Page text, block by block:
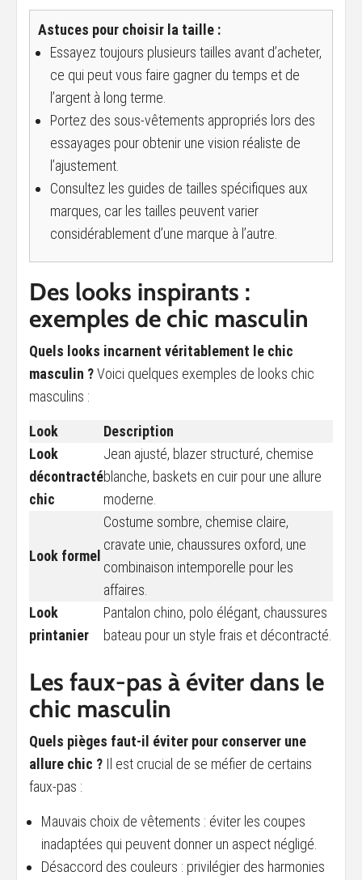
Astuces pour choisir la taille :
Essayez toujours plusieurs tailles avant d’acheter,
ce qui peut vous faire gagner du temps et de
l’argent à long terme.
Portez des sous-vêtements appropriés lors des
essayages pour obtenir une vision réaliste de
l’ajustement.
Consultez les guides de tailles spécifiques aux
marques, car les tailles peuvent varier
considérablement d’une marque à l’autre.
Des looks inspirants :
exemples de chic masculin
Quels looks incarnent véritablement le chic
masculin ?Voici quelques exemples de looks chic
masculins :
Look
Description
Look
décontracté
chic
Jean ajusté, blazer structuré, chemise
blanche, baskets en cuir pour une allure
moderne.
Look formel
Costume sombre, chemise claire,
cravate unie, chaussures oxford, une
combinaison intemporelle pour les
affaires.
Look
printanier
Pantalon chino, polo élégant, chaussures
bateau pour un style frais et décontracté.
Les faux-pas à éviter dans le
chic masculin
Quels pièges faut-il éviter pour conserver une
allure chic ? Il est crucial de se méfier de certains
faux-pas :
Mauvais choix de vêtements : éviter les coupes
inadaptées qui peuvent donner un aspect négligé.
Désaccord des couleurs : privilégier des harmonies